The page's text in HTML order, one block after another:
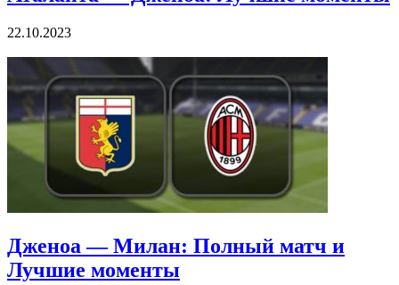
22.10.2023
Дженоа — Милан: Полный матч и
Лучшие моменты